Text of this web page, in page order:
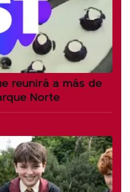
reunirá a más de
Norte